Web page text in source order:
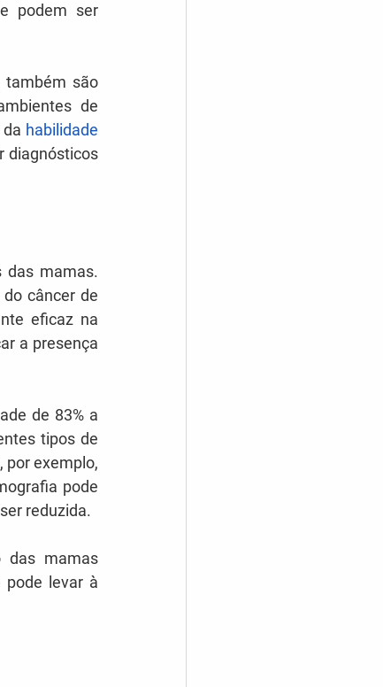
podem ser
também são
de
habilidade
diagnósticos
das mamas.
câncer de
eficaz na
a presença
de 83% a
tipos de
por exemplo,
pode
reduzida.
das mamas
pode levar à